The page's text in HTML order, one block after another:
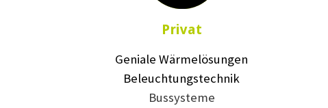
Privat
Geniale Wärmelösungen
Beleuchtungstechnik
Bussysteme